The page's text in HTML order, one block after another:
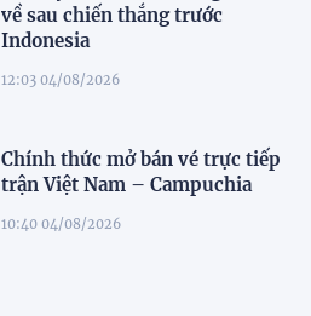
về sau chiến thắng trước
Indonesia
12:03 04/08/2026
Chính thức mở bán vé trực tiếp
trận Việt Nam – Campuchia
10:40 04/08/2026